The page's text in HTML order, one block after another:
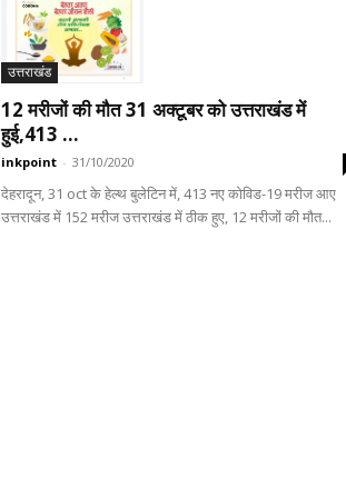
उत्तराखंड
12 मरीजों की मौत 31 अक्टूबर को उत्तराखंड में
हुई,413 ...
inkpoint - 31/10/2020
देहरादून, 31 oct के हेल्थ बुलेटिन में, 413 नए कोविड-19 मरीज आए
उत्तराखंड में 152 मरीज उत्तराखंड में ठीक हुए, 12 मरीजों की मौत...